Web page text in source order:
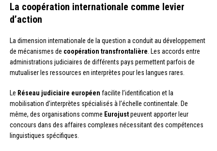
La coopération internationale comme levier
d’action
La dimension internationale de la question a conduit au développement
de mécanismes de coopération transfrontalière . Les accords entre
administrations judiciaires de différents pays permettent parfois de
mutualiser les ressources en interprètes pour les langues rares.
Le Réseau judiciaire européen facilite l’identification et la
mobilisation d’interprètes spécialisés à l’échelle continentale. De
même, des organisations comme Eurojustpeuvent apporter leur
concours dans des affaires complexes nécessitant des compétences
linguistiques spécifiques.